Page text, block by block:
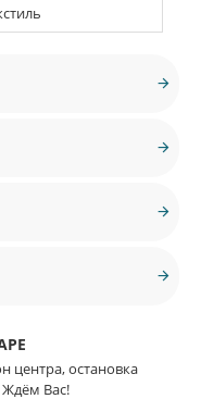
центра, остановка
Ждём Вас!